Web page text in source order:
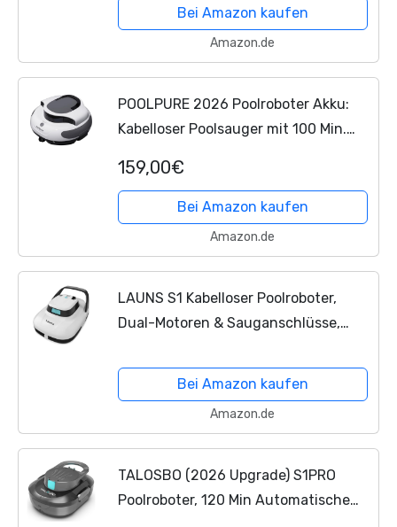
Akkulaufzeit – Auch für...
Bei Amazon kaufen
Amazon.de
POOLPURE 2026 Poolroboter Akku:
Kabelloser Poolsauger mit 100 Min.
für Flache Aufstellbecken bis 90m²,
IPX8, Dual-Motor...
159,00€
Bei Amazon kaufen
Amazon.de
LAUNS S1 Kabelloser Poolroboter,
Dual-Motoren & Sauganschlüsse,
bis zu 90 Minuten, selbstparkend,
ideal für oberirdische...
Bei Amazon kaufen
Amazon.de
TALOSBO (2026 Upgrade) S1PRO
Poolroboter, 120 Min Automatische